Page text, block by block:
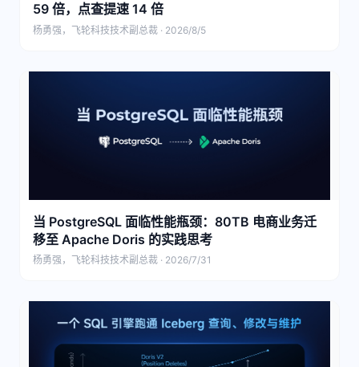
59 倍，点查提速 14 倍
杨勇强，飞轮科技技术副总裁 · 2026/8/5
当 PostgreSQL 面临性能瓶颈：80TB 电商业务迁
移至 Apache Doris 的实践思考
杨勇强，飞轮科技技术副总裁 · 2026/7/31